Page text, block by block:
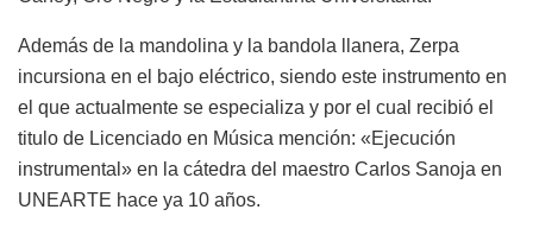
Además de la mandolina y la bandola llanera, Zerpa
incursiona en el bajo eléctrico, siendo este instrumento en
el que actualmente se especializa y por el cual recibió el
titulo de Licenciado en Música mención: «Ejecución
instrumental» en la cátedra del maestro Carlos Sanoja en
UNEARTE hace ya 10 años.